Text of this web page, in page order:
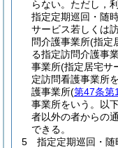
らない。 ただし，
指定定期巡回・随
サービス若しくは
問介護事業所(指定
る指定訪問介護事
事業所(指定居宅サ
定訪問看護事業所
護事業所(第47条第
事業所をいう。以
者以外の者からの
できる。
5
指定定期巡回・